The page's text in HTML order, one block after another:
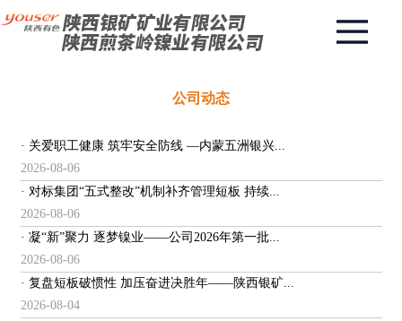
公司动态
· 关爱职工健康 筑牢安全防线 —内蒙五洲银兴...
2026-08-06
· 对标集团“五式整改”机制补齐管理短板 持续...
2026-08-06
· 凝“新”聚力 逐梦镍业——公司2026年第一批...
2026-08-06
· 复盘短板破惯性 加压奋进决胜年——陕西银矿...
2026-08-04